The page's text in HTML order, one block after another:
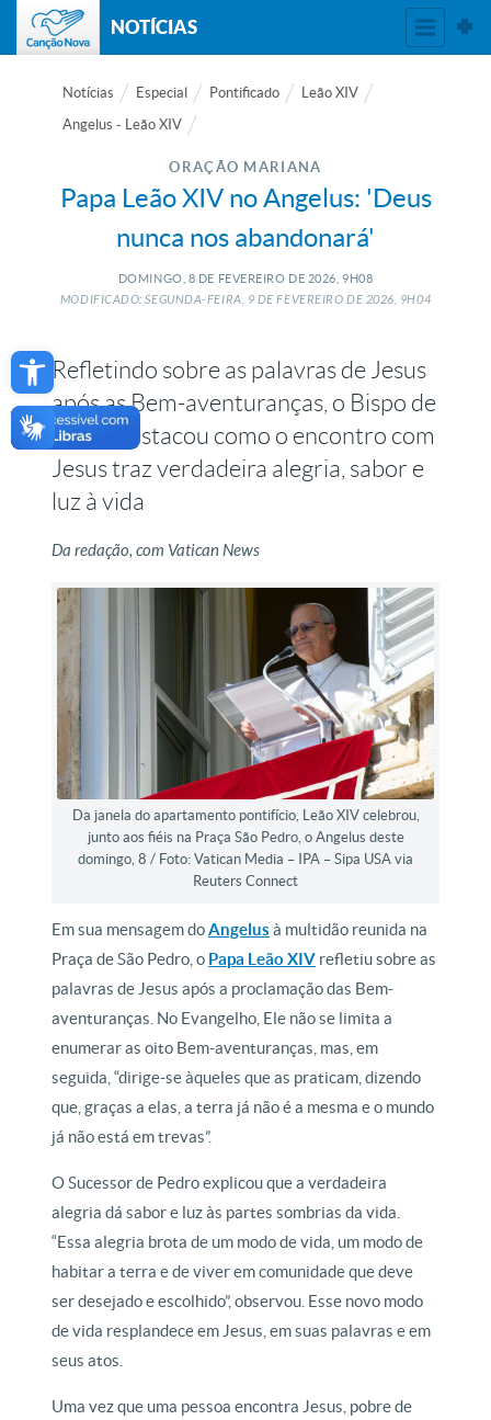
Open toolbar
NOTÍCIAS
Notícias Especial Pontificado
Leão XIV
Angelus - Leão XIV
ORAÇÃO MARIANA
Papa Leão XIV no Angelus: 'Deus
nunca nos abandonará'
DOMINGO, 8 DE FEVEREIRO DE 2026, 9H08
MODIFICADO: SEGUNDA-FEIRA, 9DEFEVEREIRO DE 2026, 9H04
Refletindo sobre as palavras de Jesus
após as Bem-aventuranças, o Bispo de
Roma destacou como o encontro com
Jesus traz verdadeira alegria, sabor e
luz à vida
Da redação, com Vatican News
Da janela do apartamento pontifício, Leão XIV celebrou,
junto aos fiéis na Praça São Pedro, o Angelus deste
domingo, 8 / Foto: Vatican Media – IPA – Sipa USA via
Reuters Connect
Em sua mensagem doAngelus à multidão reunida na
Praça de São Pedro, o Papa Leão XIV refletiu sobre as
palavras de Jesus após a proclamação das Bem-
aventuranças. No Evangelho, Ele não se limita a
enumerar as oito Bem-aventuranças, mas, em
seguida, “dirige-se àqueles que as praticam, dizendo
que, graças a elas, a terra já não é a mesma e o mundo
já não está em trevas”.
O Sucessor de Pedro explicou que a verdadeira
alegria dá sabor e luz às partes sombrias da vida.
“Essa alegria brota de um modo de vida, um modo de
habitar a terra e de viver em comunidade que deve
ser desejado e escolhido”, observou. Esse novo modo
de vida resplandece em Jesus, em suas palavras e em
seus atos.
Uma vez que uma pessoa encontra Jesus, pobre de